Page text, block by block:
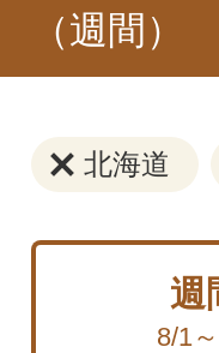
（週間）
北海道
週
8/1